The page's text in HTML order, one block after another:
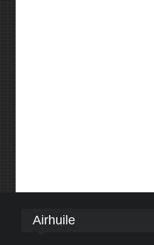
Airhuile